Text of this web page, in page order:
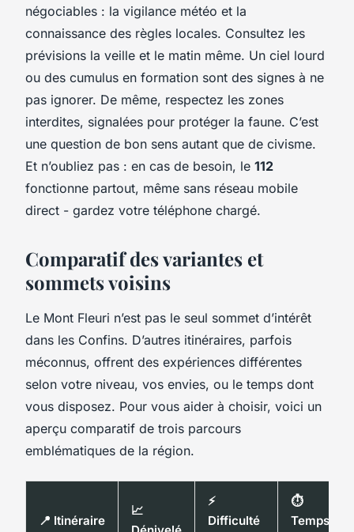
négociables : la vigilance météo et la
connaissance des règles locales. Consultez les
prévisions la veille et le matin même. Un ciel lourd
ou des cumulus en formation sont des signes à ne
pas ignorer. De même, respectez les zones
interdites, signalées pour protéger la faune. C’est
une question de bon sens autant que de civisme.
Et n’oubliez pas : en cas de besoin, le 112
fonctionne partout, même sans réseau mobile
direct - gardez votre téléphone chargé.
Comparatif des variantes et
sommets voisins
Le Mont Fleuri n’est pas le seul sommet d’intérêt
dans les Confins. D’autres itinéraires, parfois
méconnus, offrent des expériences différentes
selon votre niveau, vos envies, ou le temps dont
vous disposez. Pour vous aider à choisir, voici un
aperçu comparatif de trois parcours
emblématiques de la région.
📍 Itinéraire
📈
⚡
Difficulté
⏱️
Temps